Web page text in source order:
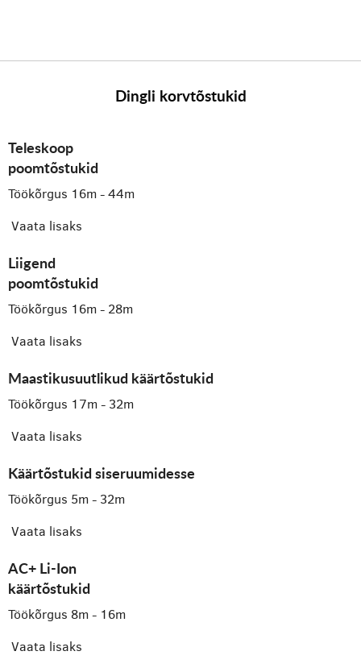
Dingli korvtõstukid
Teleskoop
poomtõstukid
Töökõrgus 16m - 44m
Vaata lisaks
Liigend
poomtõstukid
Töökõrgus 16m - 28m
Vaata lisaks
Maastikusuutlikud käärtõstukid
Töökõrgus 17m - 32m
Vaata lisaks
Käärtõstukid siseruumidesse
Töökõrgus 5m - 32m
Vaata lisaks
AC+ Li-Ion
käärtõstukid
Töökõrgus 8m - 16m
Vaata lisaks